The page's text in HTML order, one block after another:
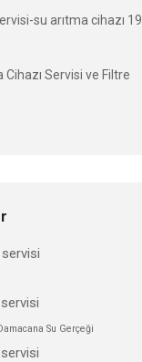
su arıtma cihazı 19
Cihazı Servisi ve Filtre
Su Gerçeği